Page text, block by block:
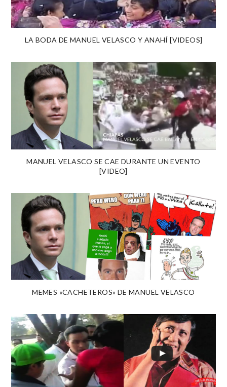
LA BODA DE MANUEL VELASCO Y ANAHÍ [VIDEOS]
MANUEL VELASCO SE CAE DURANTE UN EVENTO
[VIDEO]
MEMES «CACHETEROS» DE MANUEL VELASCO